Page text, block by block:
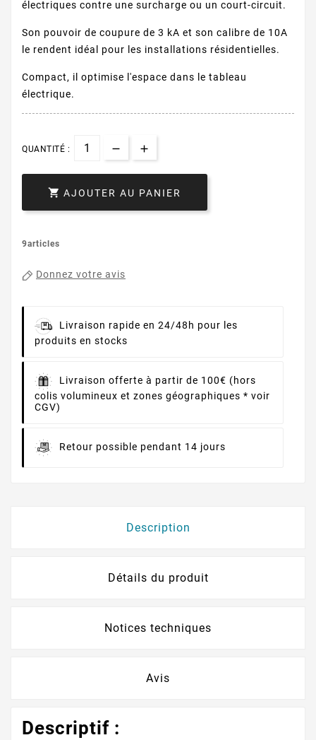
électriques contre une surcharge ou un court-circuit.
Son pouvoir de coupure de 3 kA et son calibre de 10A
le rendent idéal pour les installations résidentielles.
Compact, il optimise l'espace dans le tableau
électrique.
QUANTITÉ :
 AJOUTER AU PANIER
9articles
Donnez votre avis
Livraison rapide en 24/48h pour les
produits en stocks
Livraison offerte à partir de 100€ (hors
colis volumineux et zones géographiques * voir
CGV)
Retour possible pendant 14 jours
Description
Détails du produit
Notices techniques
Avis
Descriptif :